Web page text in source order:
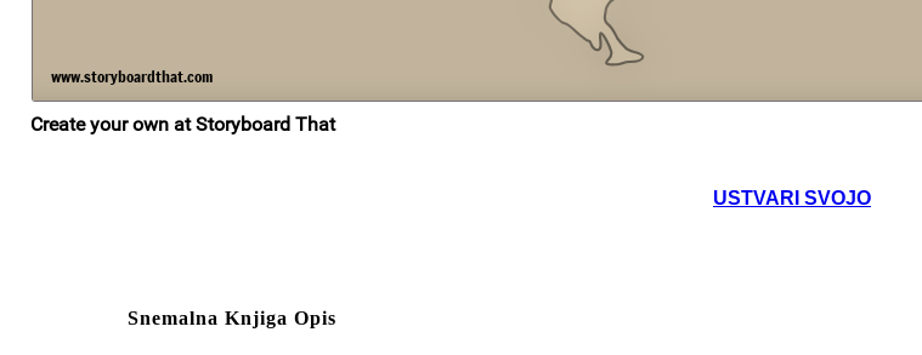
USTVARI SVOJO
Snemalna Knjiga Opis